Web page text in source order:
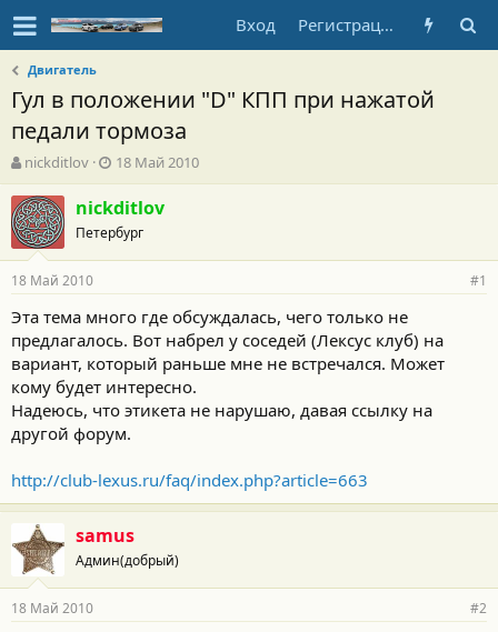
Вход Регистрация
Двигатель
Гул в положении "D" КПП при нажатой
педали тормоза
А
в
т
о
р
т
е
м
ы
nickditlov
Д
а
т
а
н
а
а
л
а
18 Май 2010
nickditlov
Петербург
18 Май 2010 #1
Эта тема много где обсуждалась, чего только не
предлагалось. Вот набрел у соседей (Лексус клуб) на
вариант, который раньше мне не встречался. Может
кому будет интересно.
Надеюсь, что этикета не нарушаю, давая ссылку на
другой форум.
http://club-lexus.ru/faq/index.php?article=663
samus
Админ(добрый)
18 Май 2010 #2